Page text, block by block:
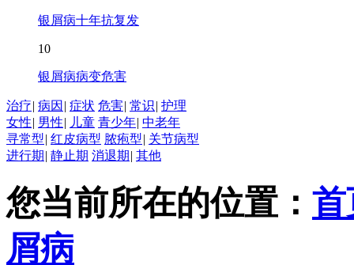
银屑病十年抗复发
10
银屑病病变危害
治疗| 病因 | 症状 危害| 常识| 护理
女性| 男性| 儿童 青少年| 中老年
寻常型| 红皮病型 脓疱型| 关节病型
进行期 | 静止期 消退期 | 其他
您当前所在的位置： 首
屑病